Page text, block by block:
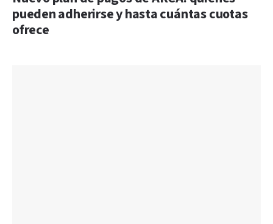
pueden adherirse y hasta cuántas cuotas
ofrece